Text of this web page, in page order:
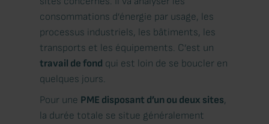
consommations d’énergie par usage, les
processus industriels, les bâtiments, les
transports et les équipements. C’est un
travail de fond qui est loin de se boucler en
quelques jours.
Pour une PME disposant d’un ou deux sites,
la durée totale se situe généralement